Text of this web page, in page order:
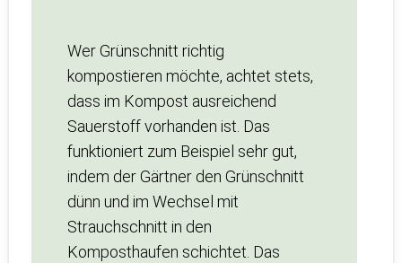
Wer Grünschnitt richtig
kompostieren möchte, achtet stets,
dass im Kompost ausreichend
Sauerstoff vorhanden ist. Das
funktioniert zum Beispiel sehr gut,
indem der Gärtner den Grünschnitt
dünn und im Wechsel mit
Strauchschnitt in den
Komposthaufen schichtet. Das